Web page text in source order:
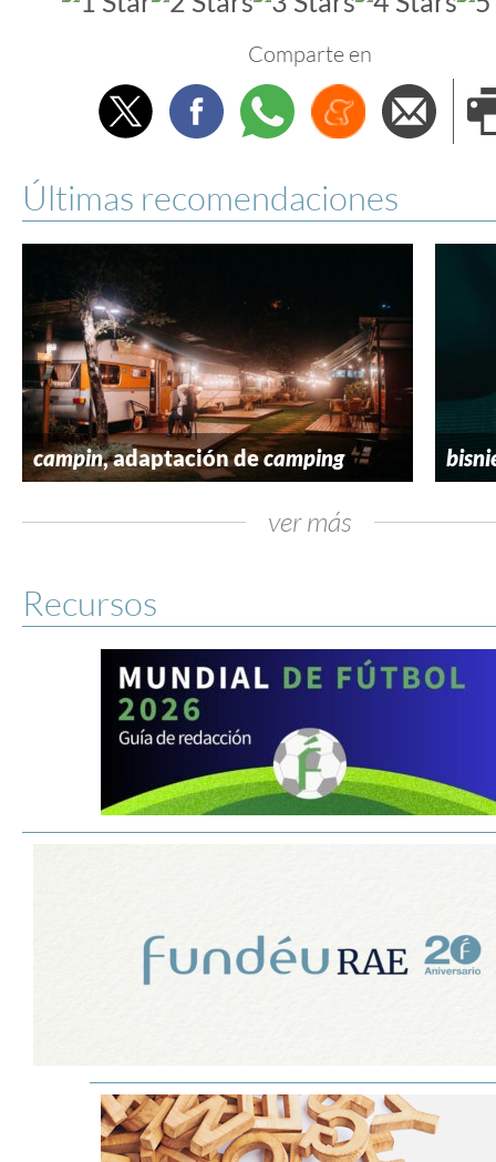
Comparte en
TwitterFacebookWhatsappMenéame
Últimas recomendaciones
campin, adaptación decamping
ver más
Recursos